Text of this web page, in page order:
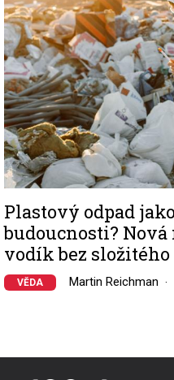
Plastový odpad
budoucnosti?
vodík bez
VĚDA Martin Reichman